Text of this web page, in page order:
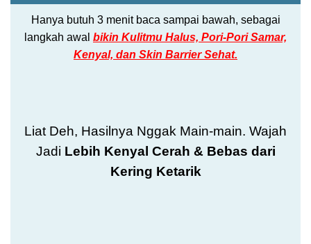
Hanya butuh 3 menit baca sampai bawah, sebagai
langkah awal bikin Kulitmu Halus, Pori-Pori Samar,
Kenyal, dan Skin Barrier Sehat.
Liat Deh, Hasilnya Nggak Main-main. Wajah
Jadi Lebih Kenyal Cerah & Bebas dari
Kering Ketarik